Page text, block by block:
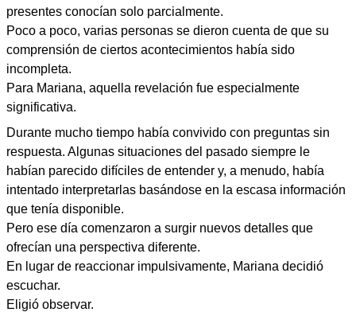
presentes conocían solo parcialmente.
Poco a poco, varias personas se dieron cuenta de que su
comprensión de ciertos acontecimientos había sido
incompleta.
Para Mariana, aquella revelación fue especialmente
significativa.
Durante mucho tiempo había convivido con preguntas sin
respuesta. Algunas situaciones del pasado siempre le
habían parecido difíciles de entender y, a menudo, había
intentado interpretarlas basándose en la escasa información
que tenía disponible.
Pero ese día comenzaron a surgir nuevos detalles que
ofrecían una perspectiva diferente.
En lugar de reaccionar impulsivamente, Mariana decidió
escuchar.
Eligió observar.